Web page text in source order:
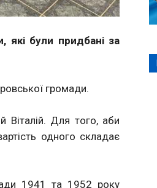
які були придбані за
громади.
Віталій. Для того, аби
одного складає
1941 та 1952 року